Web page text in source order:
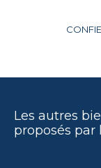
Les autres
proposés par